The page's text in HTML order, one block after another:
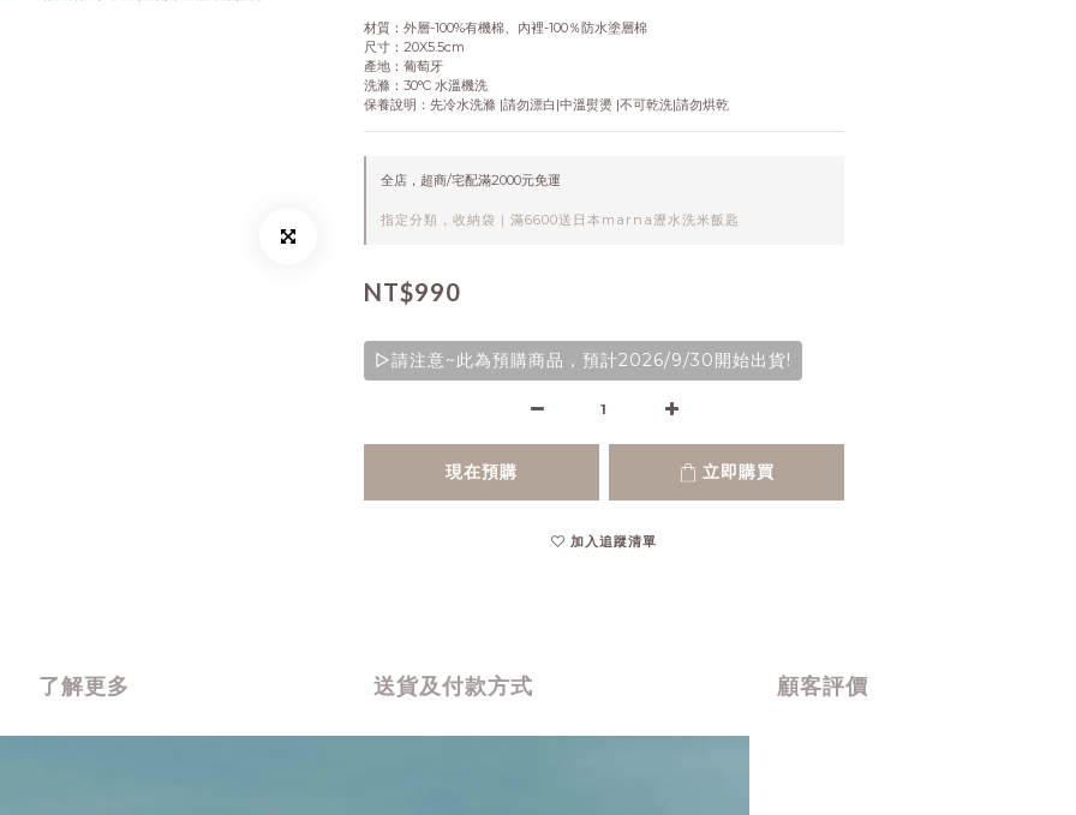
材質：外層-100%有機棉、內裡-100％防水塗層棉
尺寸：20X5.5cm
產地：葡萄牙
洗滌：30°C 水溫機洗
保養說明：先冷水洗滌 |請勿漂白|中溫熨燙 |不可乾洗|請勿烘乾
全店，超商/宅配滿2000元免運
指定分類，收納袋｜滿6600送日本marna瀝水洗米飯匙
NT$990
▷請注意~此為預購商品，預計2026/9/30開始出貨!
現在預購 立即購買
加入追蹤清單
了解更多 送貨及付款方式 顧客評價